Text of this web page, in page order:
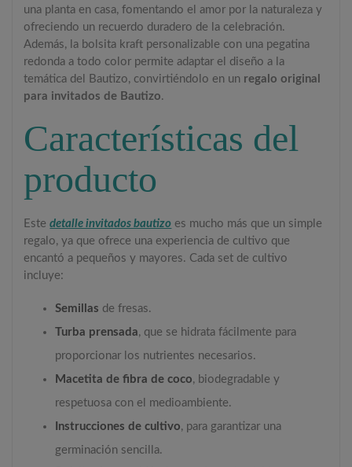
una planta en casa, fomentando el amor por la naturaleza y
ofreciendo un recuerdo duradero de la celebración.
Además, la bolsita kraft personalizable con una pegatina
redonda a todo color permite adaptar el diseño a la
temática del Bautizo, convirtiéndolo en un regalo original
para invitados de Bautizo.
Características del
producto
Estedetalle invitados bautizo es mucho más que un simple
regalo, ya que ofrece una experiencia de cultivo que
encantó a pequeños y mayores. Cada set de cultivo
incluye:
Semillas de fresas.
Turba prensada, que se hidrata fácilmente para
proporcionar los nutrientes necesarios.
Macetita de fibra de coco, biodegradable y
respetuosa con el medioambiente.
Instrucciones de cultivo, para garantizar una
germinación sencilla.